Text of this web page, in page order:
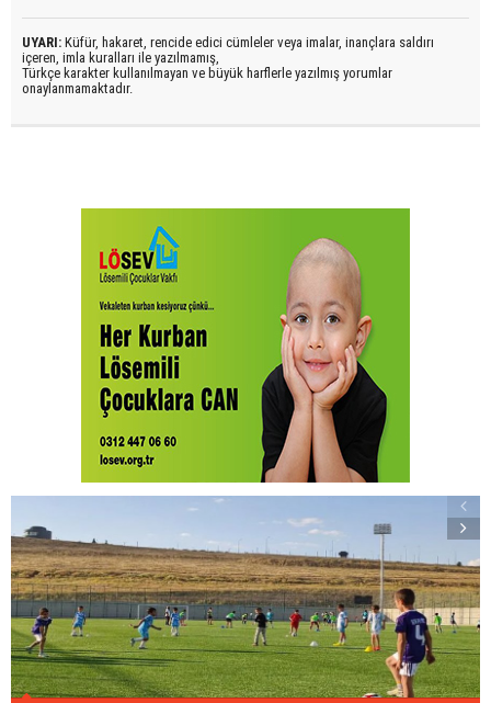
UYARI: Küfür, hakaret, rencide edici cümleler veya imalar, inançlara saldırı
içeren, imla kuralları ile yazılmamış,
Türkçe karakter kullanılmayan ve büyük harflerle yazılmış yorumlar
onaylanmamaktadır.